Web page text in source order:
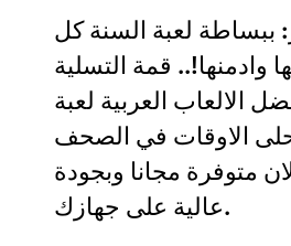
ببساطة لعبة السنة كل
وادمنها!.. قمة التسلية
الالعاب العربية لعبة
الاوقات في الصحف
متوفرة مجانا وبجودة
عالية على جهازك.